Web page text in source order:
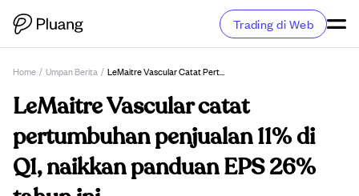
Trading di Web
Home / Umpan Berita / LeMaitre Vascular Catat Pertumbuhan Penjualan 11% Di Q1, Naikkan Panduan EPS 26% Tahun Ini.
LeMaitre Vascular catat
pertumbuhan penjualan 11% di
Q1, naikkan panduan EPS 26%